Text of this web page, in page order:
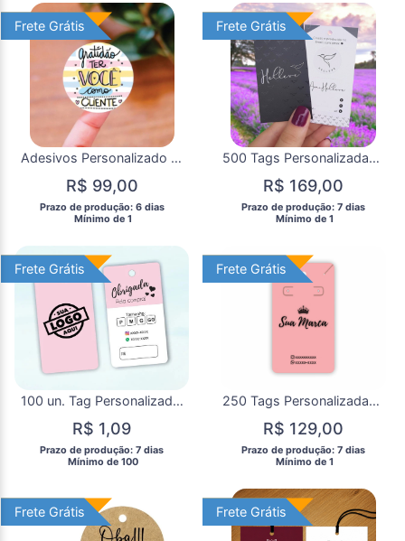
Frete Grátis
Frete Grátis
Adesivos Personalizado 5x5cm 100 unidades
R$ 99,00
Prazo de produção: 6 dias
  Mínimo de 1
Frete Grátis
Frete Grátis
500 Tags Personalizadas Etiquetas com Verniz Localizado
R$ 169,00
Prazo de produção: 7 dias
  Mínimo de 1
Frete Grátis
Frete Grátis
100 un. Tag Personalizada Bordas Arredondadas
R$ 1,09
Prazo de produção: 7 dias
  Mínimo de 100
Frete Grátis
Frete Grátis
250 Tags Personalizadas Para Brincos e colar Cartelas
R$ 129,00
Prazo de produção: 7 dias
  Mínimo de 1
Frete Grátis
Frete Grátis Frete Grátis
Frete Grátis